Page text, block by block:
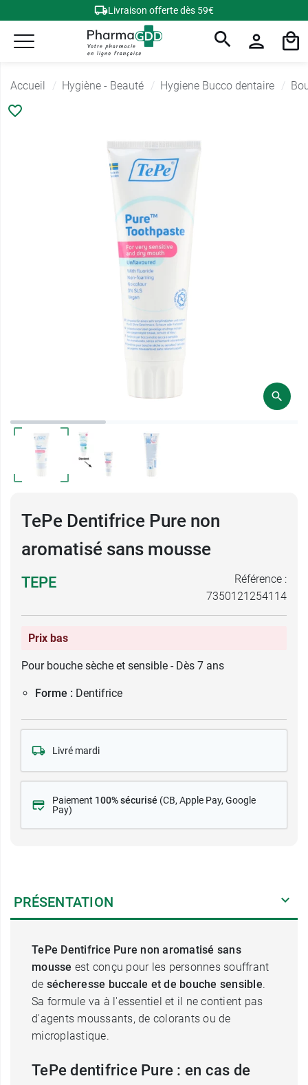
Livraison offerte dès 59€
Accueil Hygiène - Beauté Hygiene Bucco dentaire
TePe Dentifrice Pure non
aromatisé sans mousse
TEPE
Référence :
7350121254114
Prix bas
Pour bouche sèche et sensible - Dès 7 ans
Forme : Dentifrice
Livré mardi
Paiement 100% sécurisé (CB, Apple Pay, Google
Pay)
PRÉSENTATION
TePe Dentifrice Pure non aromatisé sans
mousse est conçu pour les personnes souffrant
de sécheresse buccale et de bouche sensible.
Sa formule va à l'essentiel et il ne contient pas
d'agents moussants, de colorants ou de
microplastique.
TePe dentifrice Pure : en cas de